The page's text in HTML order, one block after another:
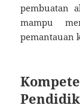
pembuatan
mampu
pemantauan